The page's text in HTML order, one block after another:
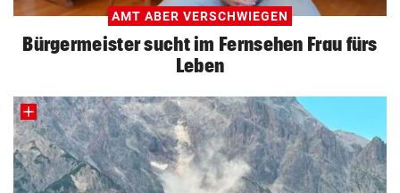
AMT ABER VERSCHWIEGEN
Bürgermeister sucht im Fernsehen Frau fürs
Leben